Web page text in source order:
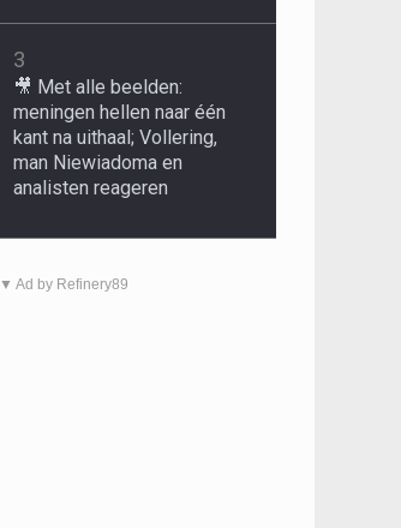
3
🎥 Met alle beelden:
meningen hellen naar één
kant na uithaal; Vollering,
man Niewiadoma en
analisten reageren
▼ Ad by Refinery89